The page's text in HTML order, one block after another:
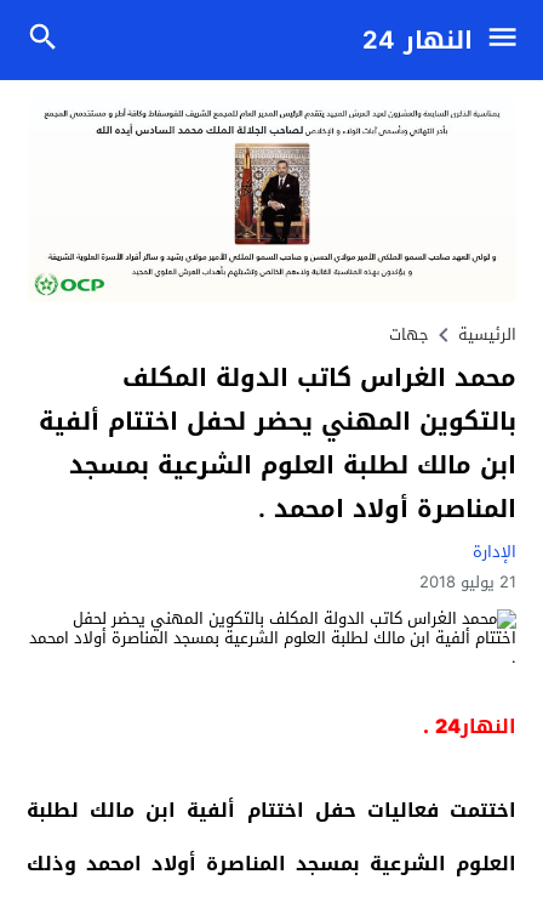
النهار 24
الرئيسية جهات
محمد الغراس كاتب الدولة المكلف
بالتكوين المهني يحضر لحفل اختتام ألفية
ابن مالك لطلبة العلوم الشرعية بمسجد
المناصرة أولاد امحمد .
الإدارة
21 يوليو 2018
النهار24 .
اختتمت فعاليات حفل اختتام ألفية ابن مالك لطلبة
العلوم الشرعية بمسجد المناصرة أولاد امحمد وذلك